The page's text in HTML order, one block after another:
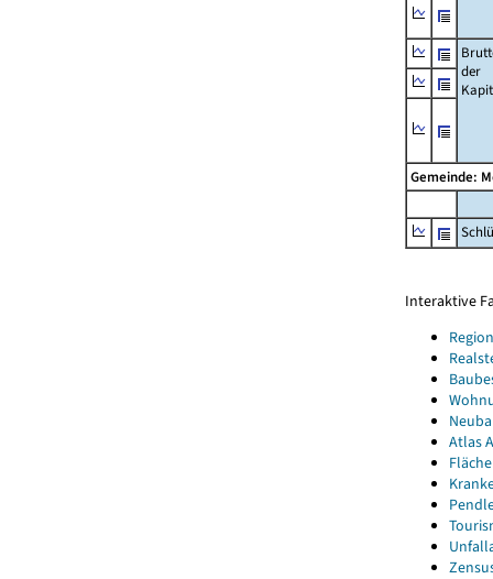
der
Gemeinde:
Interaktive
Atlas